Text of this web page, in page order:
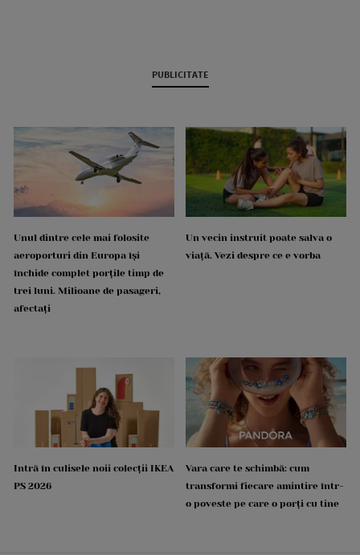
PUBLICITATE
Unul dintre cele mai folosite
aeroporturi din Europa își
închide complet porțile timp de
trei luni. Milioane de pasageri,
afectați
Un vecin instruit poate salva o
viață. Vezi despre ce e vorba
Intră în culisele noii colecții IKEA
PS 2026
Vara care te schimbă: cum
transformi fiecare amintire într-
o poveste pe care o porți cu tine